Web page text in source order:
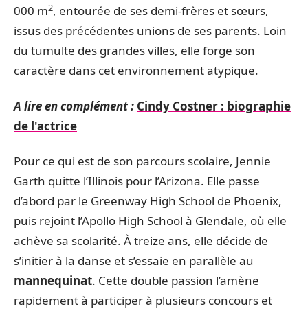
000 m2, entourée de ses demi-frères et sœurs,
issus des précédentes unions de ses parents. Loin
du tumulte des grandes villes, elle forge son
caractère dans cet environnement atypique.
A lire en complément : Cindy Costner : biographie
de l'actrice
Pour ce qui est de son parcours scolaire, Jennie
Garth quitte l’Illinois pour l’Arizona. Elle passe
d’abord par le Greenway High School de Phoenix,
puis rejoint l’Apollo High School à Glendale, où elle
achève sa scolarité. À treize ans, elle décide de
s’initier à la danse et s’essaie en parallèle au
mannequinat. Cette double passion l’amène
rapidement à participer à plusieurs concours et